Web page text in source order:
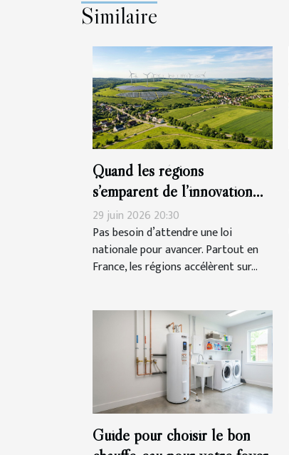
Similaire
Quand les régions
s’emparent de l’innovation
verte
29 juin 2026 20:30
Pas besoin d’attendre une loi
nationale pour avancer. Partout en
France, les régions accélèrent sur...
Guide pour choisir le bon